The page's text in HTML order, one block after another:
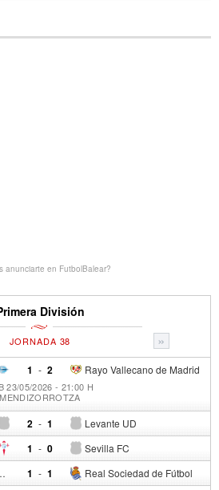
anunciarte en FutbolBalear?
División
»
JORNADA 38
1 - Rayo Vallecano de Madrid
2
23/05/2026 - 21:00 H
MENDIZORROTZA
2 - Levante UD
1
1 - Sevilla FC
0
1 - Real Sociedad de Fútbol
1